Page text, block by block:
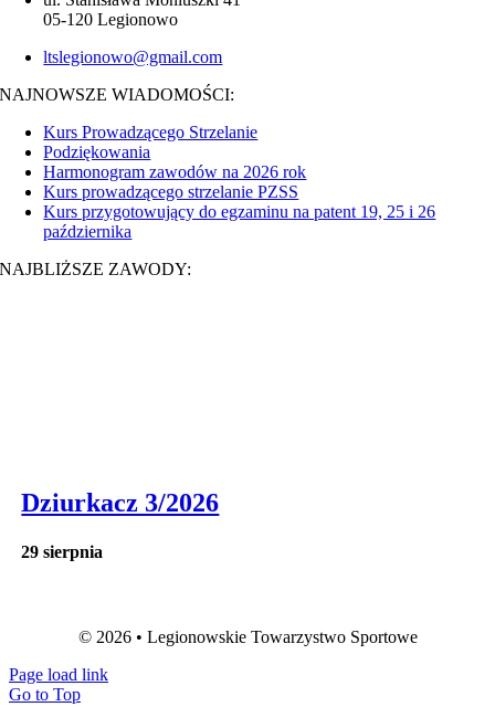
05-120 Legionowo
ltslegionowo@gmail.com
NAJNOWSZE WIADOMOŚCI:
Kurs Prowadzącego Strzelanie
Podziękowania
Harmonogram zawodów na 2026 rok
Kurs prowadzącego strzelanie PZSS
Kurs przygotowujący do egzaminu na patent 19, 25 i 26
października
NAJBLIŻSZE ZAWODY:
Dziurkacz 3/2026
29 sierpnia
© 2026 • Legionowskie Towarzystwo Sportowe
Page load link
Go to Top